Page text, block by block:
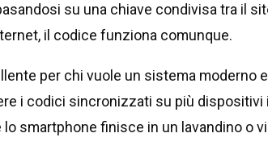
su una chiave condivisa tra il
il codice funziona comunque.
per chi vuole un sistema moderno
i codici sincronizzati su più
smartphone finisce in un lavandino o